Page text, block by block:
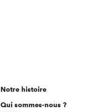
Notre histoire
Qui sommes-nous ?